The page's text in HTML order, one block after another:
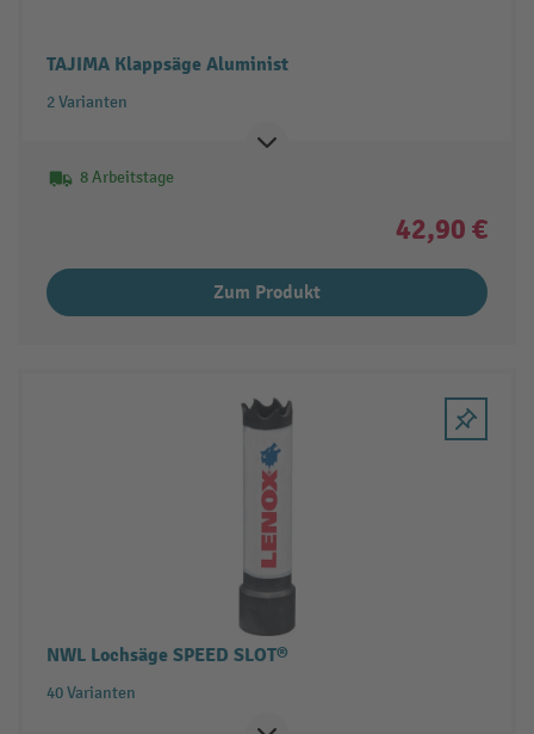
TAJIMA Klappsäge Aluminist
2 Varianten
8 Arbeitstage
42,90 €
Zum Produkt
NWL Lochsäge SPEED SLOT®
40 Varianten